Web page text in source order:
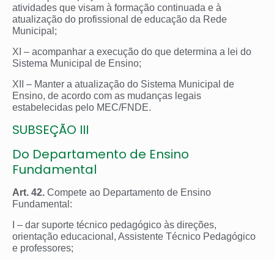
atividades que visam à formação continuada e à
atualização do profissional de educação da Rede
Municipal;
XI – acompanhar a execução do que determina a lei do
Sistema Municipal de Ensino;
XII – Manter a atualização do Sistema Municipal de
Ensino, de acordo com as mudanças legais
estabelecidas pelo MEC/FNDE.
SUBSEÇÃO III
Do Departamento de Ensino
Fundamental
Art. 42. Compete ao Departamento de Ensino
Fundamental:
I – dar suporte técnico pedagógico às direções,
orientação educacional, Assistente Técnico Pedagógico
e professores;